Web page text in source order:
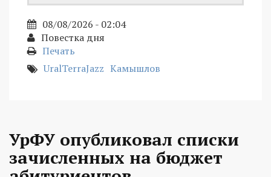
08/08/2026 - 02:04
Повестка дня
Печать
UralTerraJazz Камышлов
УрФУ опубликовал списки
зачисленных на бюджет